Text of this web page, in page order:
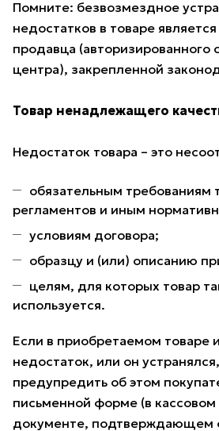
Помните: безвозмездное
недостатков в товаре
продавца (авторизированного
центра), закрепленной
Товар ненадлежащего
Недостаток товара – это
обязательным требованиям
регламентов и иным
условиям договора;
образцу и (или) описанию
целям, для которых товар
используется.
Если в приобретаемом товаре
недостаток, или он
предупредить об этом
письменной форме (в
документе, подтверждающем